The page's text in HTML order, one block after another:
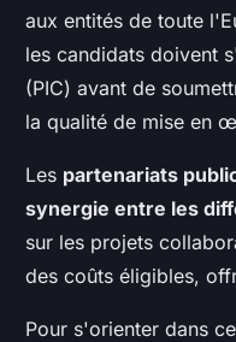
aux entités de toute
les candidats doivent
(PIC) avant de
la qualité de mise en
Les partenariats
synergie entre les
sur les projets
des coûts éligibles,
Pour s'orienter dans